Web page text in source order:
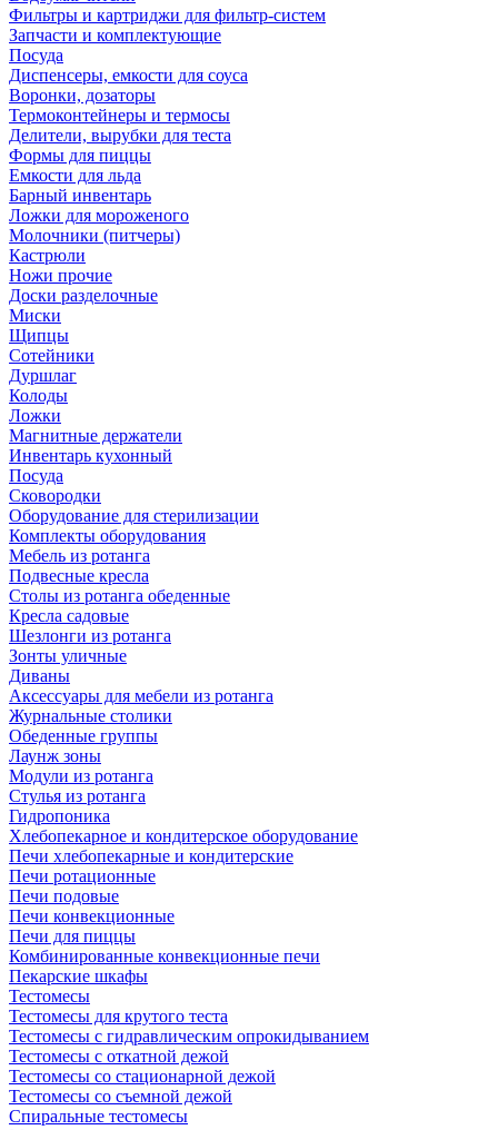
Фильтры и картриджи для фильтр-систем
Запчасти и комплектующие
Посуда
Диспенсеры, емкости для соуса
Воронки, дозаторы
Термоконтейнеры и термосы
Делители, вырубки для теста
Формы для пиццы
Емкости для льда
Барный инвентарь
Ложки для мороженого
Молочники (питчеры)
Кастрюли
Ножи прочие
Доски разделочные
Миски
Щипцы
Сотейники
Дуршлаг
Колоды
Ложки
Магнитные держатели
Инвентарь кухонный
Посуда
Сковородки
Оборудование для стерилизации
Комплекты оборудования
Мебель из ротанга
Подвесные кресла
Столы из ротанга обеденные
Кресла садовые
Шезлонги из ротанга
Зонты уличные
Диваны
Аксессуары для мебели из ротанга
Журнальные столики
Обеденные группы
Лаунж зоны
Модули из ротанга
Стулья из ротанга
Гидропоника
Хлебопекарное и кондитерское оборудование
Печи хлебопекарные и кондитерские
Печи ротационные
Печи подовые
Печи конвекционные
Печи для пиццы
Комбинированные конвекционные печи
Пекарские шкафы
Тестомесы
Тестомесы для крутого теста
Тестомесы с гидравлическим опрокидыванием
Тестомесы с откатной дежой
Тестомесы со стационарной дежой
Тестомесы со съемной дежой
Спиральные тестомесы